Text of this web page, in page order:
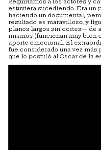
Seguiríamos a los actores y
estuviera sucediendo. Era un
haciendo un documental,
resultado es maravilloso, y
planos largos sin cortes— de
mismos (funcionan muy bien
aporte emocional. El
fue considerado una vez más
que lo postuló al Oscar de la